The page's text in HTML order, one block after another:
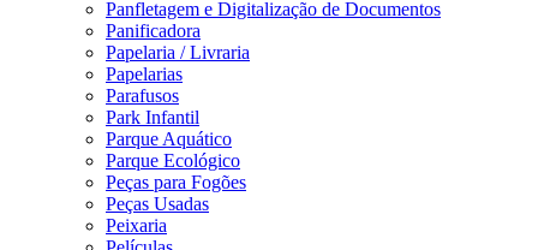
Panfletagem e Digitalização de Documentos
Panificadora
Papelaria / Livraria
Papelarias
Parafusos
Park Infantil
Parque Aquático
Parque Ecológico
Peças para Fogões
Peças Usadas
Peixaria